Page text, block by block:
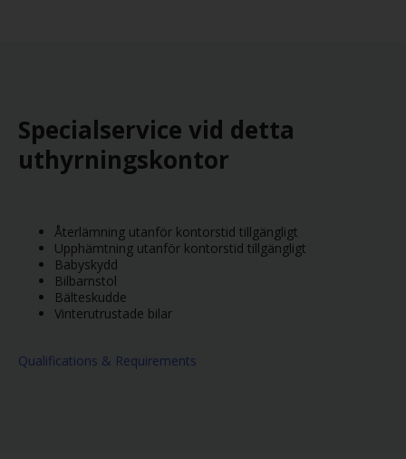
Specialservice vid detta
uthyrningskontor
Återlämning utanför kontorstid tillgängligt
Upphämtning utanför kontorstid tillgängligt
Babyskydd
Bilbarnstol
Bälteskudde
Vinterutrustade bilar
Qualifications & Requirements